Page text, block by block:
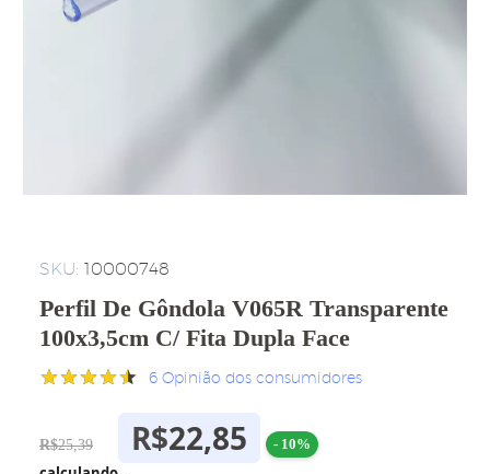
SKU: 10000748
Perfil De Gôndola V065R Transparente
100x3,5cm C/ Fita Dupla Face
de 5, com
baseado
6 Opinião dos consumidores
R$25,39
Preço
R$22,85
O
- 10%